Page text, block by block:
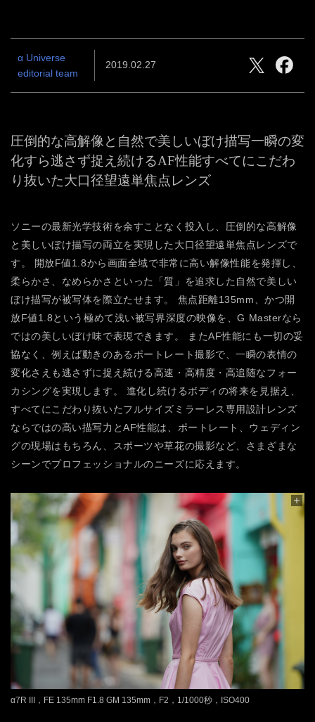
α Universe
editorial team
2019.02.27
圧倒的な高解像と自然で美しいぼけ描写一瞬の変
化すら逃さず捉え続けるAF性能すべてにこだわ
り抜いた大口径望遠単焦点レンズ
ソニーの最新光学技術を余すことなく投入し、圧倒的な高解像
と美しいぼけ描写の両立を実現した大口径望遠単焦点レンズで
す。
開放F値1.8から画面全域で非常に高い解像性能を発揮し、
柔らかさ、なめらかさといった「質」を追求した自然で美しい
ぼけ描写が被写体を際立たせます。
焦点距離135mm、かつ開
放F値1.8という極めて浅い被写界深度の映像を、G Masterなら
ではの美しいぼけ味で表現できます。 またAF性能にも一切の妥
協なく、例えば動きのあるポートレート撮影で、一瞬の表情の
変化さえも逃さずに捉え続ける高速・高精度・高追随なフォー
カシングを実現します。
進化し続けるボディの将来を見据え、
すべてにこだわり抜いたフルサイズミラーレス専用設計レンズ
ならではの高い描写力とAF性能は、ポートレート、ウェディン
グの現場はもちろん、スポーツや草花の撮影など、さまざまな
シーンでプロフェッショナルのニーズに応えます。
α7R III，FE 135mm F1.8 GM 135mm，F2，1/1000秒，ISO400